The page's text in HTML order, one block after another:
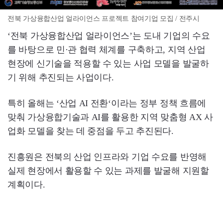
전북 가상융합산업 얼라이언스 프로젝트 참여기업 모집 / 전주시
‘전북 가상융합산업 얼라이언스’는 도내 기업의 수요
를 바탕으로 민·관 협력 체계를 구축하고, 지역 산업
현장에 신기술을 적용할 수 있는 사업 모델을 발굴하
기 위해 추진되는 사업이다.
특히 올해는 ‘산업 AI 전환‘이라는 정부 정책 흐름에
맞춰 가상융합기술과 AI를 활용한 지역 맞춤형 AX 사
업화 모델을 찾는 데 중점을 두고 추진된다.
진흥원은 전북의 산업 인프라와 기업 수요를 반영해
실제 현장에서 활용할 수 있는 과제를 발굴해 지원할
계획이다.